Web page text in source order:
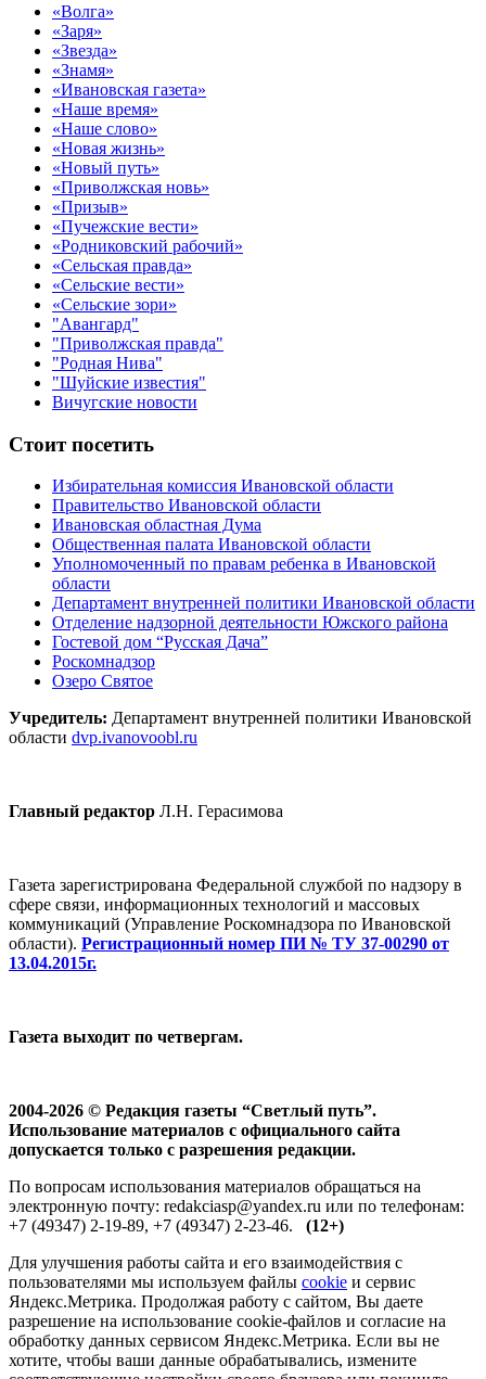
«Волга»
«Заря»
«Звезда»
«Знамя»
«Ивановская газета»
«Наше время»
«Наше слово»
«Новая жизнь»
«Новый путь»
«Приволжская новь»
«Призыв»
«Пучежские вести»
«Родниковский рабочий»
«Сельская правда»
«Сельские вести»
«Сельские зори»
"Авангард"
"Приволжская правда"
"Родная Нива"
"Шуйские известия"
Вичугские новости
Стоит посетить
Избирательная комиссия Ивановской области
Правительство Ивановской области
Ивановская областная Дума
Общественная палата Ивановской области
Уполномоченный по правам ребенка в Ивановской
области
Департамент внутренней политики Ивановской области
Отделение надзорной деятельности Южского района
Гостевой дом “Русская Дача”
Роскомнадзор
Озеро Святое
Учредитель: Департамент внутренней политики Ивановской
области dvp.ivanovoobl.ru
Главный редактор Л.Н. Герасимова
Газета зарегистрирована Федеральной службой по надзору в
сфере связи, информационных технологий и массовых
коммуникаций (Управление Роскомнадзора по Ивановской
области). Регистрационный номер ПИ № ТУ 37-00290 от
13.04.2015г.
Газета выходит по четвергам.
2004-2026 © Редакция газеты “Светлый путь”.
Использование материалов с официального сайта
допускается только с разрешения редакции.
По вопросам использования материалов обращаться на
электронную почту: redakciasp@yandex.ru или по телефонам:
+7 (49347) 2-19-89, +7 (49347) 2-23-46. (12+)
Для улучшения работы сайта и его взаимодействия с
пользователями мы используем файлы cookie и сервис
Яндекс.Метрика. Продолжая работу с сайтом, Вы даете
разрешение на использование cookie-файлов и согласие на
обработку данных сервисом Яндекс.Метрика. Если вы не
хотите, чтобы ваши данные обрабатывались, измените